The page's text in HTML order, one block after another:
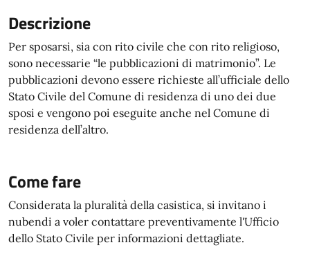
Descrizione
Per sposarsi, sia con rito civile che con rito religioso,
sono necessarie “le pubblicazioni di matrimonio”. Le
pubblicazioni devono essere richieste all’ufficiale dello
Stato Civile del Comune di residenza di uno dei due
sposi e vengono poi eseguite anche nel Comune di
residenza dell’altro.
Come fare
Considerata la pluralità della casistica, si invitano i
nubendi a voler contattare preventivamente l'Ufficio
dello Stato Civile per informazioni dettagliate.